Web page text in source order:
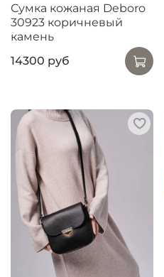
Сумка кожаная Deboro
30923 коричневый
камень
14300 руб